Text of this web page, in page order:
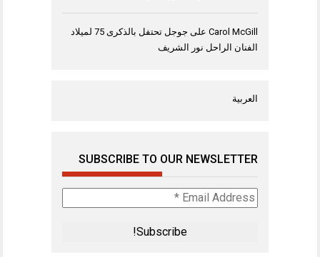
Carol McGill على
جوجل تحتفل بالذكرى 75 لميلاد
الفنان الراحل نور الشريف
العربية
SUBSCRIBE TO OUR NEWSLETTER
Email
Address